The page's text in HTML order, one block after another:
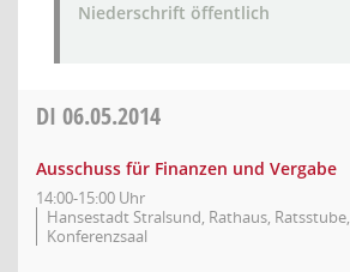
Niederschrift öffentlich
DI 06.05.2014
Ausschuss für Finanzen und Vergabe
14:00-15:00 Uhr
Hansestadt Stralsund, Rathaus, Ratsstube,
Konferenzsaal